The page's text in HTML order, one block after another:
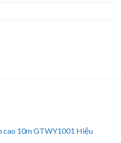
cao 10m GTWY1001 Hiệu